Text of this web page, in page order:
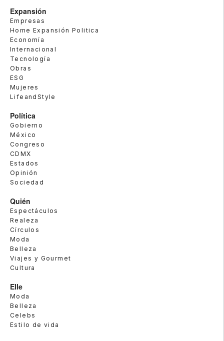
Expansión
Empresas
Home Expansión Politica
Economía
Internacional
Tecnología
Obras
ESG
Mujeres
LifeandStyle
Política
Gobierno
México
Congreso
CDMX
Estados
Opinión
Sociedad
Quién
Espectáculos
Realeza
Círculos
Moda
Belleza
Viajes y Gourmet
Cultura
Elle
Moda
Belleza
Celebs
Estilo de vida